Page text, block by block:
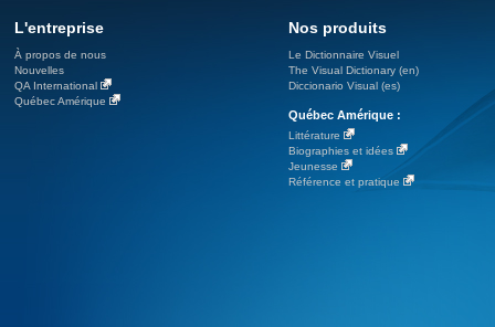
L'entreprise
À propos de nous
Nouvelles
QA International
Québec Amérique
Nos produits
Le Dictionnaire Visuel
The Visual Dictionary (en)
Diccionario Visual (es)
Québec Amérique :
Littérature
Biographies et idées
Jeunesse
Référence et pratique